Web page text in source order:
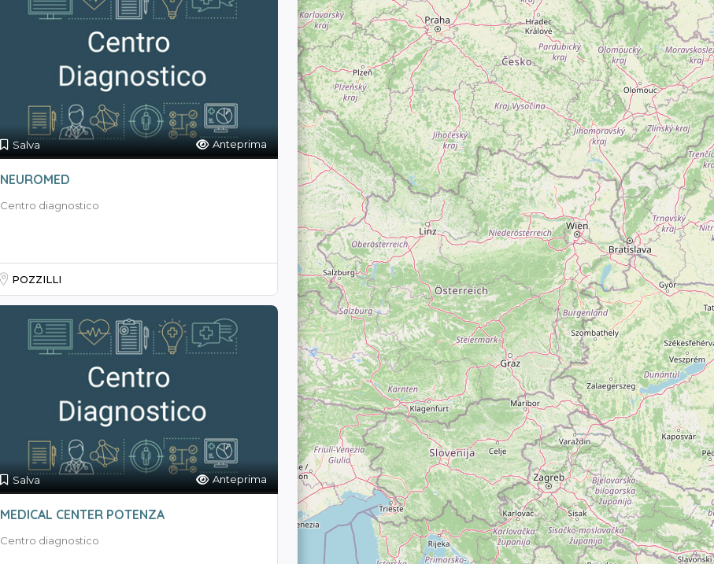
Salva Anteprima
NEUROMED
Centro diagnostico
POZZILLI
Salva Anteprima
MEDICAL CENTER POTENZA
Centro diagnostico